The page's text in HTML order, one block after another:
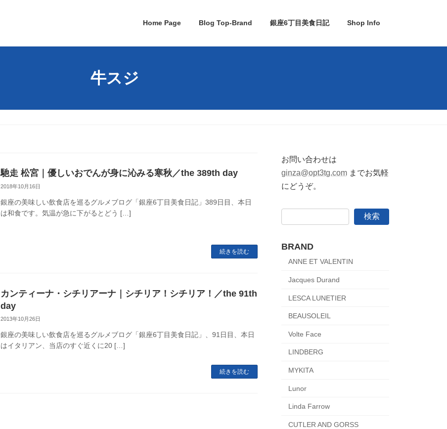
Home Page Blog Top-Brand 銀座6丁目美食日記 Shop Info
牛スジ
馳走 松宮｜優しいおでんが身に沁みる寒秋／the 389th day
2018年10月16日
銀座の美味しい飲食店を巡るグルメブログ「銀座6丁目美食日記」389日目、本日
は和食です。気温が急に下がるとどう […]
続きを読む
カンティーナ・シチリアーナ｜シチリア！シチリア！／the 91th
day
2013年10月26日
銀座の美味しい飲食店を巡るグルメブログ「銀座6丁目美食日記」、91日目、本日
はイタリアン、当店のすぐ近くに20 […]
続きを読む
お問い合わせは
ginza@opt3tg.comまでお気軽
にどうぞ。
検索
BRAND
ANNE ET VALENTIN
Jacques Durand
LESCA LUNETIER
BEAUSOLEIL
Volte Face
LINDBERG
MYKITA
Lunor
Linda Farrow
CUTLER AND GORSS